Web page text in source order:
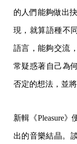
的人們能夠做出
現，就算語種不
語言，能夠交流
常疑惑著自己為
否定的想法，並
新輯《Pleasure
出的音樂結晶。